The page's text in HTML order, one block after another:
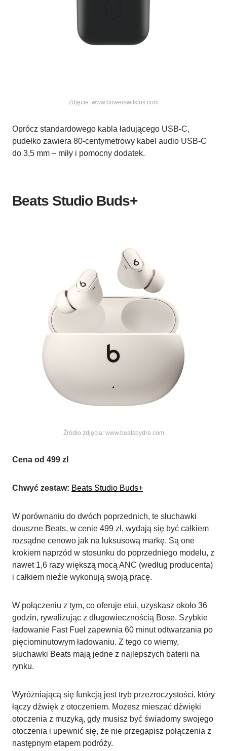
Zdjęcie: www.bowerswilkins.com
Oprócz standardowego kabla ładującego USB-C,
pudełko zawiera 80-centymetrowy kabel audio USB-C
do 3,5 mm – miły i pomocny dodatek.
Beats Studio Buds+
Źródło zdjęcia: www.beatsbydre.com
Cena od 499 zl
Chwyć zestaw: Beats Studio Buds+
W porównaniu do dwóch poprzednich, te słuchawki
douszne Beats, w cenie 499 zł, wydają się być całkiem
rozsądne cenowo jak na luksusową markę. Są one
krokiem naprzód w stosunku do poprzedniego modelu, z
nawet 1,6 razy większą mocą ANC (według producenta)
i całkiem nieźle wykonują swoją pracę.
W połączeniu z tym, co oferuje etui, uzyskasz około 36
godzin, rywalizując z długowiecznością Bose. Szybkie
ładowanie Fast Fuel zapewnia 60 minut odtwarzania po
pięciominutowym ładowaniu. Z tego co wiemy,
słuchawki Beats mają jedne z najlepszych baterii na
rynku.
Wyróżniającą się funkcją jest tryb przezroczystości, który
łączy dźwięk z otoczeniem. Możesz mieszać dźwięki
otoczenia z muzyką, gdy musisz być świadomy swojego
otoczenia i upewnić się, że nie przegapisz połączenia z
następnym etapem podróży.